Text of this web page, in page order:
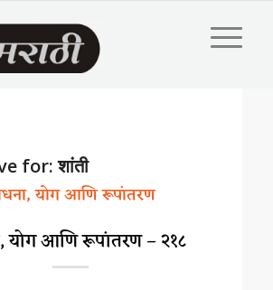
for:शांती
योग आणि रूपांतरण
योग आणि रूपांतरण – २१८